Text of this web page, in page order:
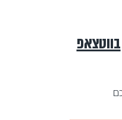
בווטצאפ